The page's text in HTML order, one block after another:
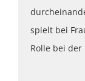
spielt bei
Rolle bei